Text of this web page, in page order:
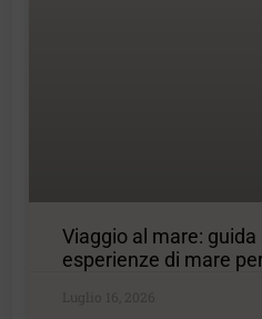
Viaggio al mare:
esperienze di mare
Luglio 16, 2026